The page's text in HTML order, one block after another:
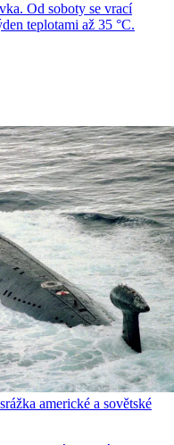
Od soboty se vrací
teplotami až 35 °C.
americké a sovětské